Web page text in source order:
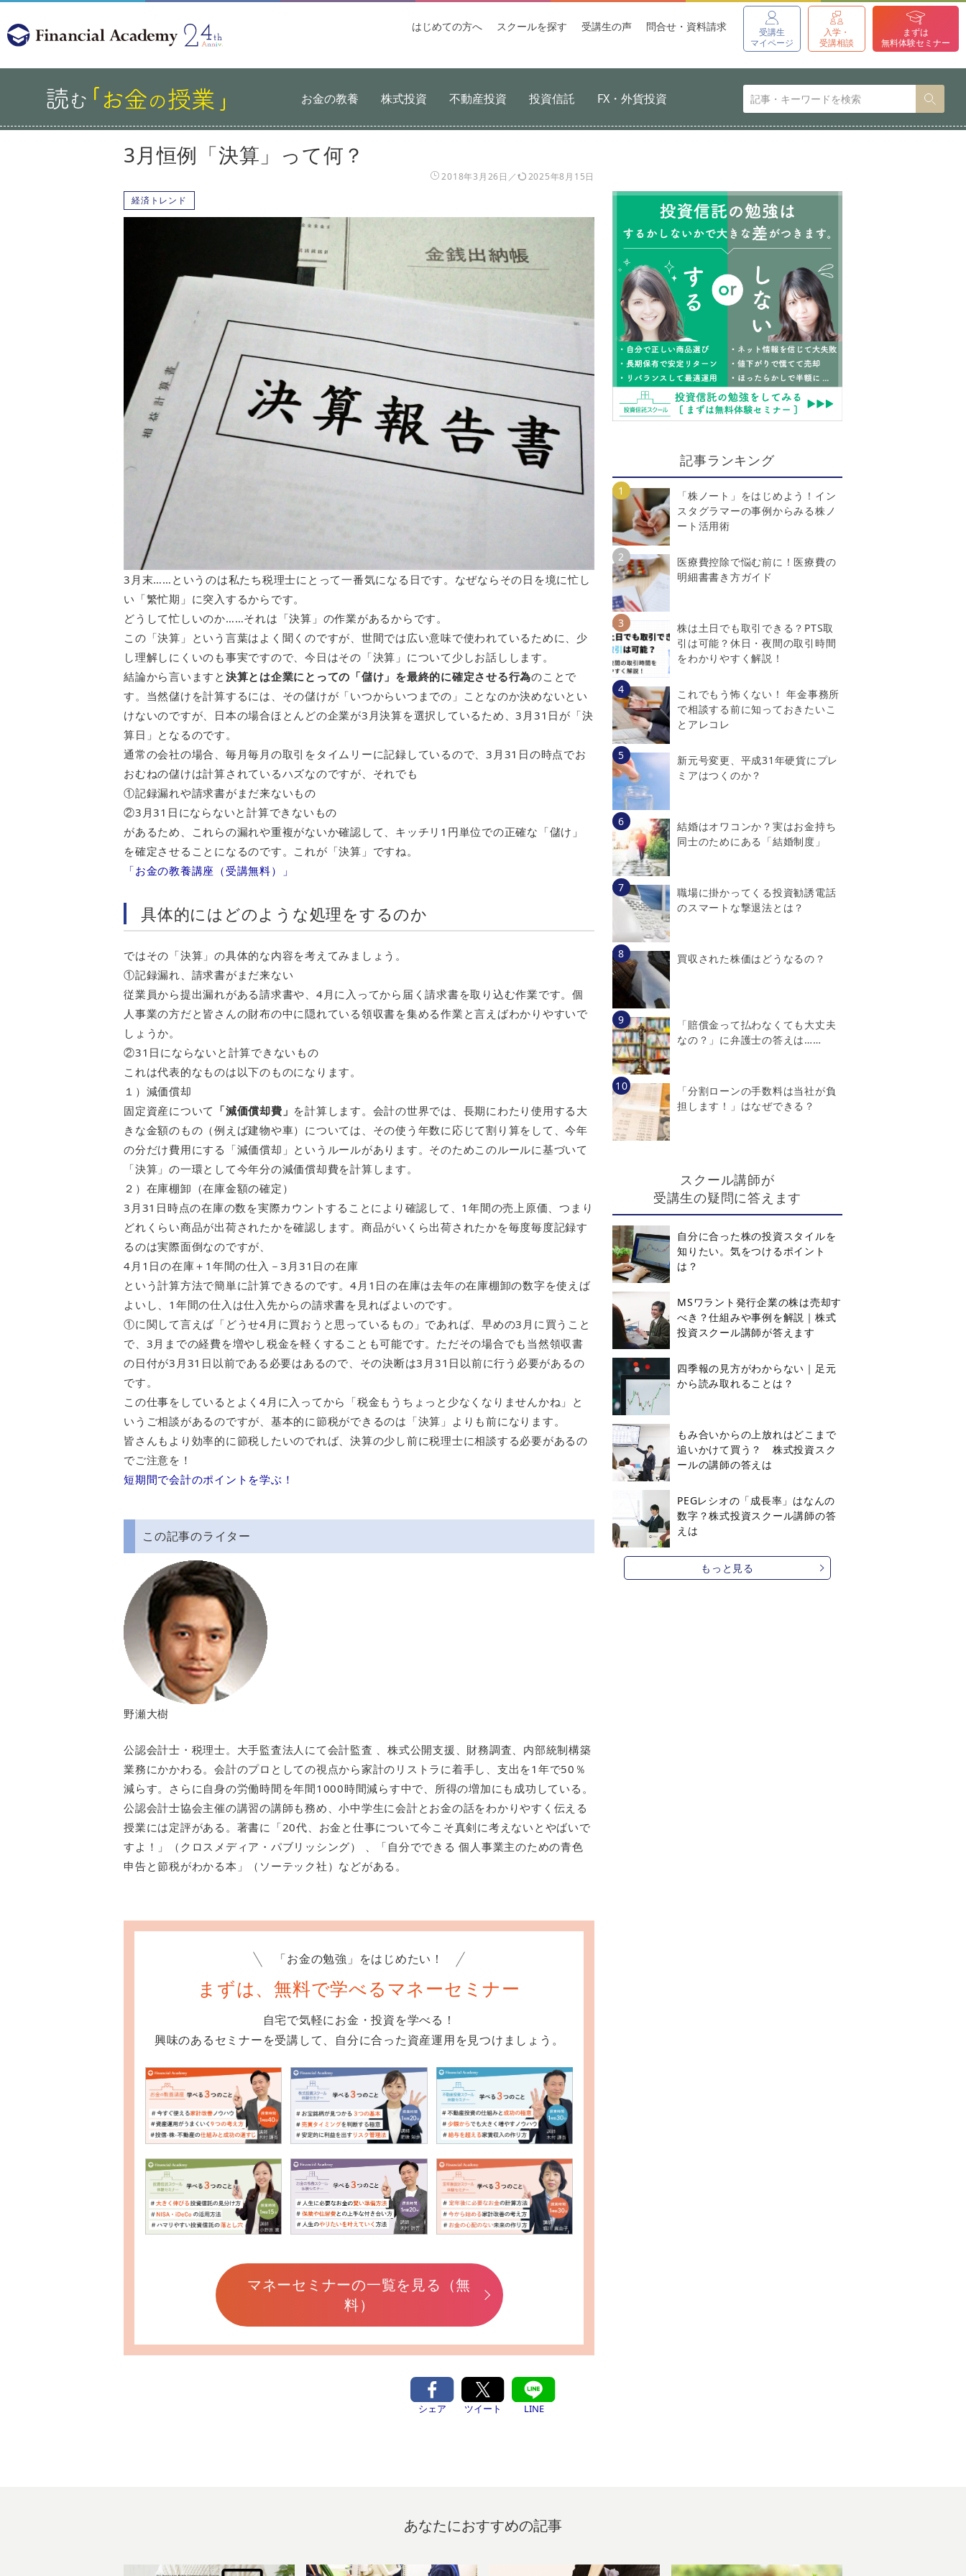
受講生
マイページ
入学・
受講相談
まずは
無料体験セミナー
はじめての方へ スクールを探す 受講生の声 問合せ・資料請求
お金の教養 株式投資 不動産投資 投資信託 FX・外貨投資
3月恒例「決算」って何？
2018年3月26日
2025年8月15日
経済トレンド
3月末……というのは私たち税理士にとって一番気になる日です。なぜならその日を境に忙し
い「繁忙期」に突入するからです。
どうして忙しいのか……それは「決算」の作業があるからです。
この「決算」という言葉はよく聞くのですが、世間では広い意味で使われているために、少
し理解しにくいのも事実ですので、今日はその「決算」について少しお話しします。
結論から言いますと 決算とは企業にとっての「儲け」を最終的に確定させる行為のことで
す。当然儲けを計算するには、その儲けが「いつからいつまでの」ことなのか決めないとい
けないのですが、日本の場合ほとんどの企業が3月決算を選択しているため、3月31日が「決
算日」となるのです。
通常の会社の場合、毎月毎月の取引をタイムリーに記録しているので、3月31日の時点でお
おむねの儲けは計算されているハズなのですが、それでも
①記録漏れや請求書がまだ来ないもの
②3月31日にならないと計算できないもの
があるため、これらの漏れや重複がないか確認して、キッチリ1円単位での正確な「儲け」
を確定させることになるのです。これが「決算」ですね。
「お金の教養講座（受講無料）」
具体的にはどのような処理をするのか
ではその「決算」の具体的な内容を考えてみましょう。
①記録漏れ、請求書がまだ来ない
従業員から提出漏れがある請求書や、4月に入ってから届く請求書を取り込む作業です。個
人事業の方だと皆さんの財布の中に隠れている領収書を集める作業と言えばわかりやすいで
しょうか。
②31日にならないと計算できないもの
これは代表的なものは以下のものになります。
１）減価償却
固定資産について 「減価償却費」 を計算します。会計の世界では、長期にわたり使用する大
きな金額のもの（例えば建物や車）については、その使う年数に応じて割り算をして、今年
の分だけ費用にする「減価償却」というルールがあります。そのためこのルールに基づいて
「決算」の一環として今年分の減価償却費を計算します。
２）在庫棚卸（在庫金額の確定）
3月31日時点の在庫の数を実際カウントすることにより確認して、1年間の売上原価、つまり
どれくらい商品が出荷されたかを確認します。商品がいくら出荷されたかを毎度毎度記録す
るのは実際面倒なのですが、
4月1日の在庫＋1年間の仕入－3月31日の在庫
という計算方法で簡単に計算できるのです。4月1日の在庫は去年の在庫棚卸の数字を使えば
よいし、1年間の仕入は仕入先からの請求書を見ればよいのです。
①に関して言えば「どうせ4月に買おうと思っているもの」であれば、早めの3月に買うこと
で、3月までの経費を増やし税金を軽くすることも可能です。ただその場合でも当然領収書
の日付が3月31日以前である必要はあるので、その決断は3月31日以前に行う必要があるの
です。
この仕事をしているとよく4月に入ってから「税金もうちょっと少なくなりませんかね」と
いうご相談があるのですが、基本的に節税ができるのは「決算」よりも前になります。
皆さんもより効率的に節税したいのでれば、決算の少し前に税理士に相談する必要があるの
でご注意を！
短期間で会計のポイントを学ぶ！
この記事のライター
野瀬大樹
公認会計士・税理士。大手監査法人にて会計監査 、株式公開支援、財務調査、内部統制構築
業務にかかわる。会計のプロとしての視点から家計のリストラに着手し、支出を1年で50％
減らす。さらに自身の労働時間を年間1000時間減らす中で、所得の増加にも成功している。
公認会計士協会主催の講習の講師も務め、小中学生に会計とお金の話をわかりやすく伝える
授業には定評がある。著書に「20代、お金と仕事について今こそ真剣に考えないとやばいで
すよ！」（クロスメディア・パブリッシング） 、「自分でできる 個人事業主のための青色
申告と節税がわかる本」（ソーテック社）などがある。
「お金の勉強」をはじめたい！
まずは、無料で学べるマネーセミナー
自宅で気軽にお金・投資を学べる！
興味のあるセミナーを受講して、自分に合った資産運用を見つけましょう。
マネーセミナーの一覧を見る（無
料）
記事ランキング
「株ノート」をはじめよう！イン
スタグラマーの事例からみる株ノ
ート活用術
医療費控除で悩む前に！医療費の
明細書書き方ガイド
株は土日でも取引できる？PTS取
引は可能？休日・夜間の取引時間
をわかりやすく解説！
これでもう怖くない！ 年金事務所
で相談する前に知っておきたいこ
とアレコレ
新元号変更、平成31年硬貨にプレ
ミアはつくのか？
結婚はオワコンか？実はお金持ち
同士のためにある「結婚制度」
職場に掛かってくる投資勧誘電話
のスマートな撃退法とは？
買収された株価はどうなるの？
「賠償金って払わなくても大丈夫
なの？」に弁護士の答えは……
「分割ローンの手数料は当社が負
担します！」はなぜできる？
スクール講師が
受講生の疑問に答えます
自分に合った株の投資スタイルを
知りたい。気をつけるポイント
は？
MSワラント発行企業の株は売却す
べき？仕組みや事例を解説｜株式
投資スクール講師が答えます
四季報の見方がわからない｜足元
から読み取れることは？
もみ合いからの上放れはどこまで
追いかけて買う？ 株式投資スク
ールの講師の答えは
PEGレシオの「成長率」はなんの
数字？株式投資スクール講師の答
えは
もっと見る
シェア ツイート LINE
あなたにおすすめの記事